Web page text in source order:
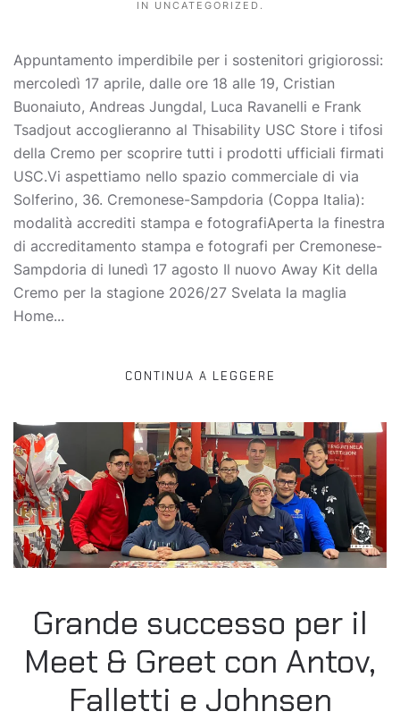
IN UNCATEGORIZED .
Appuntamento imperdibile per i sostenitori grigiorossi:
mercoledì 17 aprile, dalle ore 18 alle 19, Cristian
Buonaiuto, Andreas Jungdal, Luca Ravanelli e Frank
Tsadjout accoglieranno al Thisability USC Store i tifosi
della Cremo per scoprire tutti i prodotti ufficiali firmati
USC.Vi aspettiamo nello spazio commerciale di via
Solferino, 36. Cremonese-Sampdoria (Coppa Italia):
modalità accrediti stampa e fotografiAperta la finestra
di accreditamento stampa e fotografi per Cremonese-
Sampdoria di lunedì 17 agosto Il nuovo Away Kit della
Cremo per la stagione 2026/27 Svelata la maglia
Home...
CONTINUA A LEGGERE
Grande successo per il
Meet & Greet con Antov,
Falletti e Johnsen